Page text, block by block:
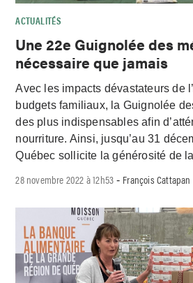
ACTUALITÉS
Une 22e Guignolée des
nécessaire que jamais
Avec les impacts dévastateurs de
budgets familiaux, la Guignolée
des plus indispensables afin
nourriture. Ainsi, jusqu’au 31
Québec sollicite la générosité de la
28 novembre 2022 à 12h53 - François Cattapan